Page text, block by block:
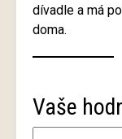
dívadle a má
doma.
Vaše